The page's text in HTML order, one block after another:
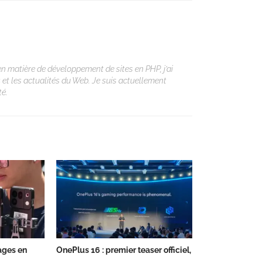
matière de développement de sites en PHP, j’ai
les actualités du Web. Je suis actuellement
en
OnePlus 16 : premier teaser officiel,